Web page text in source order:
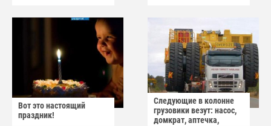
Вот это настоящий
праздник!
Следующие в колонне
грузовики везут: насос,
домкрат, аптечка,